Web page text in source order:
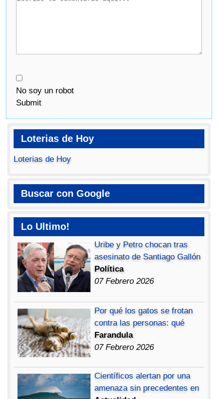
No soy un robot
Submit
Loterias de Hoy
Loterias de Hoy
Buscar con Google
Lo Ultimo!
Uribe y Petro chocan tras
asesinato de Santiago Gallón
Política
07 Febrero 2026
Por qué los gatos se frotan
contra las personas: qué
Farandula
07 Febrero 2026
Científicos alertan por una
amenaza sin precedentes en